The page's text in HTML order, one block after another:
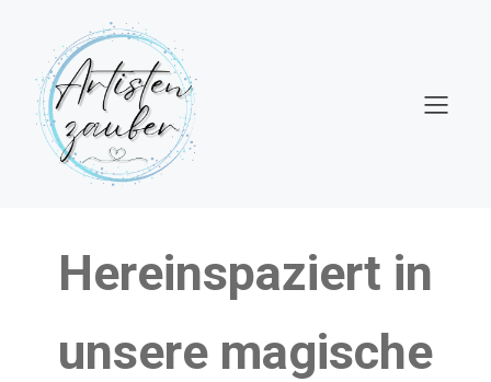
Hereinspaziert in
unsere magische